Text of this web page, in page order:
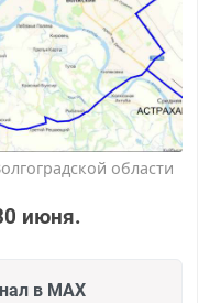
области
июня.
в MAX